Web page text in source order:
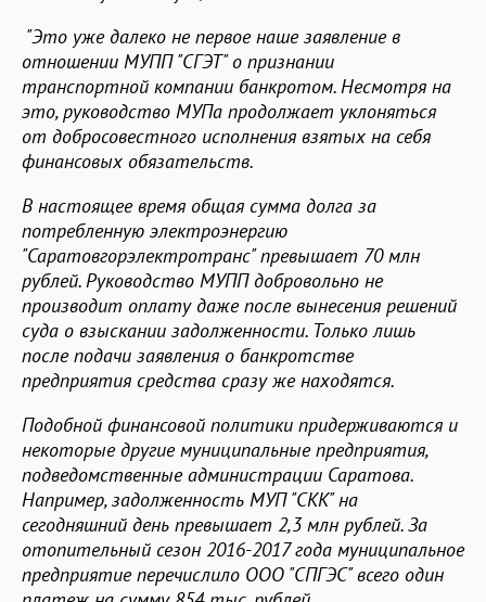
"Это уже далеко не первое наше заявление в
отношении МУПП "СГЭТ" о признании
транспортной компании банкротом. Несмотря на
это, руководство МУПа продолжает уклоняться
от добросовестного исполнения взятых на себя
финансовых обязательств.
В настоящее время общая сумма долга за
потребленную электроэнергию
"Саратовгорэлектротранс" превышает 70 млн
рублей. Руководство МУПП добровольно не
производит оплату даже после вынесения решений
суда о взыскании задолженности. Только лишь
после подачи заявления о банкротстве
предприятия средства сразу же находятся.
Подобной финансовой политики придерживаются и
некоторые другие муниципальные предприятия,
подведомственные администрации Саратова.
Например, задолженность МУП "СКК" на
сегодняшний день превышает 2,3 млн рублей. За
отопительный сезон 2016-2017 года муниципальное
предприятие перечислило ООО "СПГЭС" всего один